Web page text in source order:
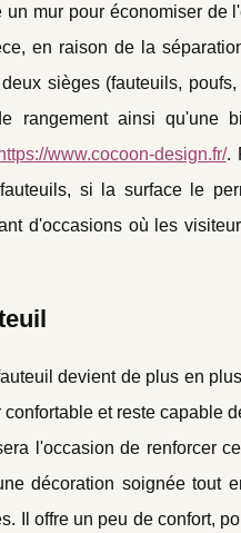
mur pour économiser
en raison de la
sièges (fauteuils,
rangement ainsi qu'une
https://www.cocoon-design.fr/.
si la surface le
d'occasions où les
devient de plus en
et reste capable
l'occasion de renforcer
décoration soignée tout
Il offre un peu de confort,